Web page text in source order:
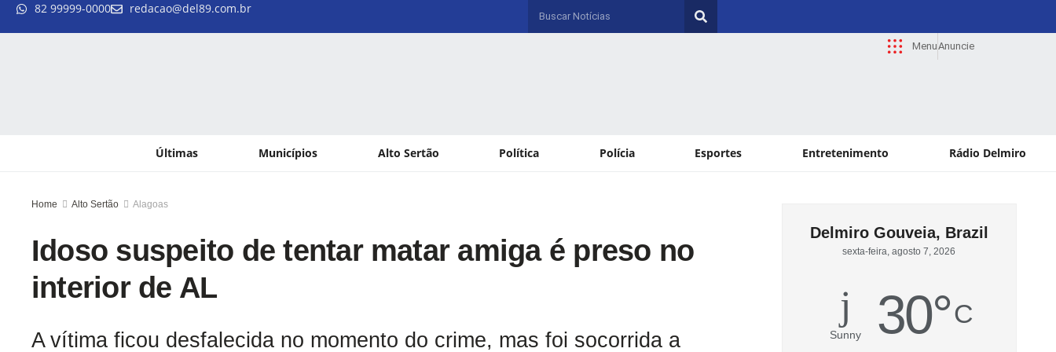
82 99999-0000 redacao@del89.com.br
MenuAnuncie
Últimas Municípios Alto Sertão Política Polícia Esportes Entretenimento Rádio Delmiro
Home Alto Sertão Alagoas
Idoso suspeito de tentar matar amiga é preso no
interior de AL
A vítima ficou desfalecida no momento do crime, mas foi socorrida a
Delmiro Gouveia, Brazil
sexta-feira, agosto 7, 2026
Sunny 30°C